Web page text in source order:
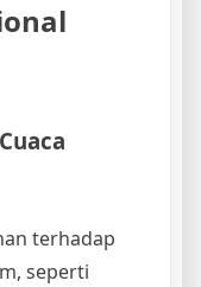
terhadap
seperti